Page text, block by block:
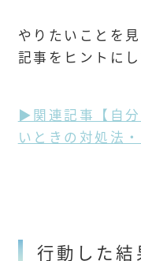
やりたいことを
記事をヒントに
▶︎関連記事【自
いときの対処法
行動した